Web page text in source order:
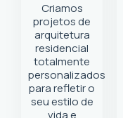
Criamos
projetos de
arquitetura
residencial
totalmente
personalizados
para refletir o
seu estilo de
vida e